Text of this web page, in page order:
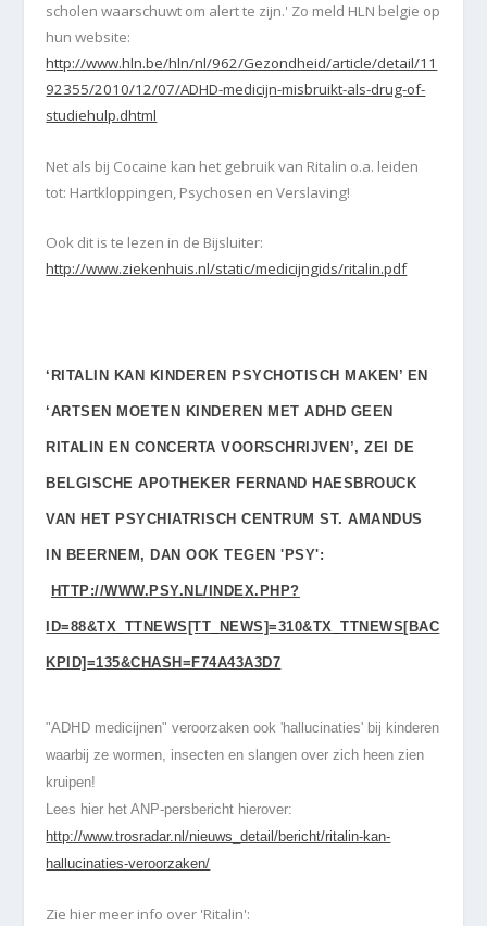
scholen waarschuwt om alert te zijn.' Zo meld HLN belgie op
hun website:
http://www.hln.be/hln/nl/962/Gezondheid/article/detail/11
92355/2010/12/07/ADHD-medicijn-misbruikt-als-drug-of-
studiehulp.dhtml
Net als bij Cocaine kan het gebruik van Ritalin o.a. leiden
tot: Hartkloppingen, Psychosen en Verslaving!
Ook dit is te lezen in de Bijsluiter:
http://www.ziekenhuis.nl/static/medicijngids/ritalin.pdf
‘RITALIN KAN KINDEREN PSYCHOTISCH MAKEN’ EN
‘ARTSEN MOETEN KINDEREN MET ADHD GEEN
RITALIN EN CONCERTA VOORSCHRIJVEN’, ZEI DE
BELGISCHE APOTHEKER FERNAND HAESBROUCK
VAN HET PSYCHIATRISCH CENTRUM ST. AMANDUS
IN BEERNEM, DAN OOK TEGEN 'PSY':
HTTP://WWW.PSY.NL/INDEX.PHP?
ID=88&TX_TTNEWS[TT_NEWS]=310&TX_TTNEWS[BAC
KPID]=135&CHASH=F74A43A3D7
"ADHD medicijnen" veroorzaken ook 'hallucinaties' bij kinderen
waarbij ze wormen, insecten en slangen over zich heen zien
kruipen!
Lees hier het ANP-persbericht hierover:
http://www.trosradar.nl/nieuws_detail/bericht/ritalin-kan-
hallucinaties-veroorzaken/
Zie hier meer info over 'Ritalin':